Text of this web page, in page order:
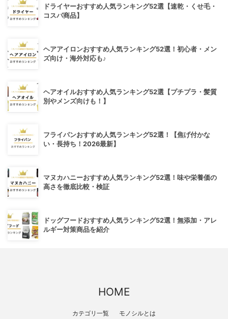
ドライヤーおすすめ人気ランキング52選【速乾・くせ毛・
コスパ商品】
ヘアアイロンおすすめ人気ランキング52選！初心者・メン
ズ向け・海外対応も♪
ヘアオイルおすすめ人気ランキング52選【プチプラ・髪質
別やメンズ向けも！】
フライパンおすすめ人気ランキング52選！【焦げ付かな
い・長持ち！2026最新】
マヌカハニーおすすめ人気ランキング52選！味や栄養価の
高さを徹底比較・検証
ドッグフードおすすめ人気ランキング52選！無添加・アレ
ルギー対策商品を紹介
HOME
カテゴリ一覧 モノシルとは